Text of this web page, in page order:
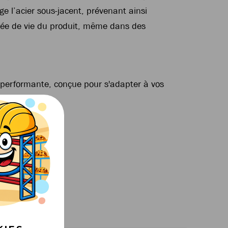
l’acier sous-jacent, prévenant ainsi
de vie du produit, même dans des
conçue pour s'adapter à vos